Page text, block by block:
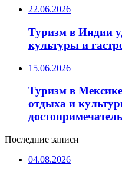
22.06.2026
Туризм в Индии
культуры и
15.06.2026
Туризм в
отдыха и
Последние записи
04.08.2026